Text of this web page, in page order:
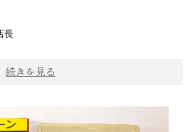
長
続きを見る